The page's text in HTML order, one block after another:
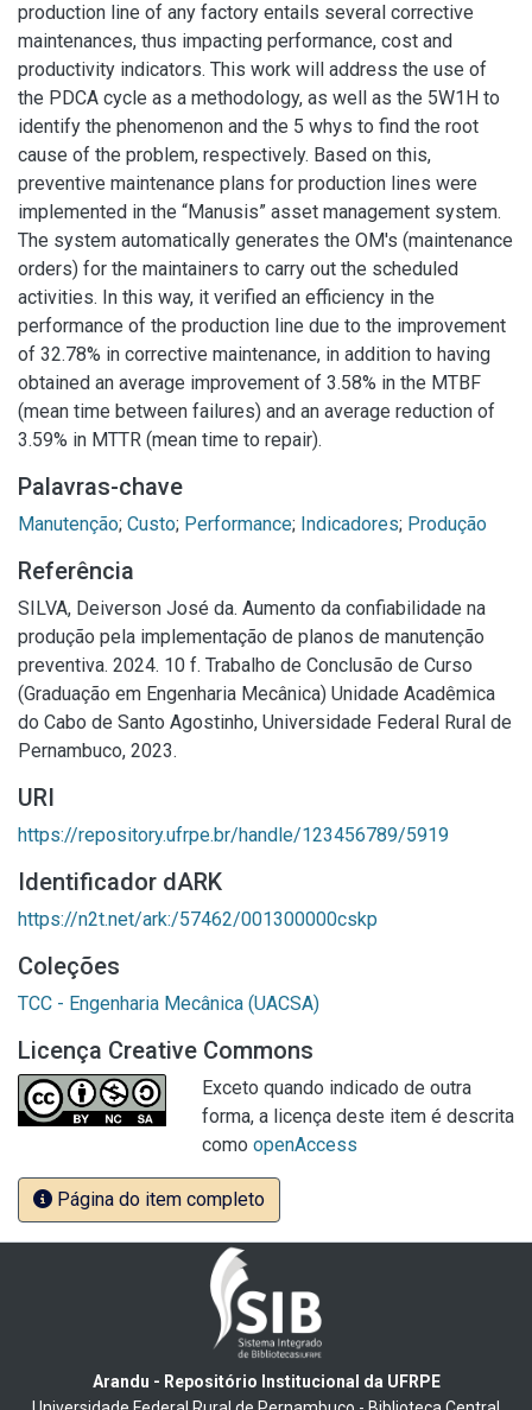
production line of any factory entails several corrective
maintenances, thus impacting performance, cost and
productivity indicators. This work will address the use of
the PDCA cycle as a methodology, as well as the 5W1H to
identify the phenomenon and the 5 whys to find the root
cause of the problem, respectively. Based on this,
preventive maintenance plans for production lines were
implemented in the “Manusis” asset management system.
The system automatically generates the OM's (maintenance
orders) for the maintainers to carry out the scheduled
activities. In this way, it verified an efficiency in the
performance of the production line due to the improvement
of 32.78% in corrective maintenance, in addition to having
obtained an average improvement of 3.58% in the MTBF
(mean time between failures) and an average reduction of
3.59% in MTTR (mean time to repair).
Palavras-chave
Manutenção; Custo; Performance; Indicadores; Produção
Referência
SILVA, Deiverson José da. Aumento da confiabilidade na
produção pela implementação de planos de manutenção
preventiva. 2024. 10 f. Trabalho de Conclusão de Curso
(Graduação em Engenharia Mecânica) Unidade Acadêmica
do Cabo de Santo Agostinho, Universidade Federal Rural de
Pernambuco, 2023.
URI
https://repository.ufrpe.br/handle/123456789/5919
Identificador dARK
https://n2t.net/ark:/57462/001300000cskp
Coleções
TCC - Engenharia Mecânica (UACSA)
Licença Creative Commons
Exceto quando indicado de outra
forma, a licença deste item é descrita
como openAccess
Página do item completo
Arandu - Repositório Institucional da UFRPE